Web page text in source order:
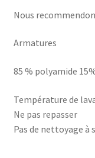
Nous
Armatures
85 % polyamide
Température de
Ne pas repasser
Pas de nettoyage à